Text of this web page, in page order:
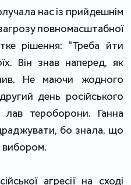
нас із прийдешнім
повномасштабної
рішення: "Треба йти
Він знав наперед, як
Не маючи жодного
день російського
тероборони. Ганна
бо знала, що
вибором.
агресії на сході